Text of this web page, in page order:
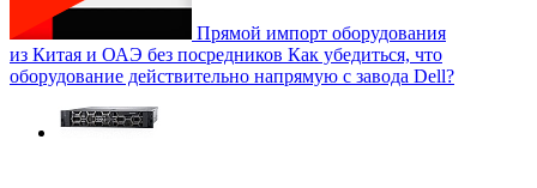
Прямой импорт оборудования
из Китая и ОАЭ без посредников Как убедиться, что
оборудование действительно напрямую с завода Dell?